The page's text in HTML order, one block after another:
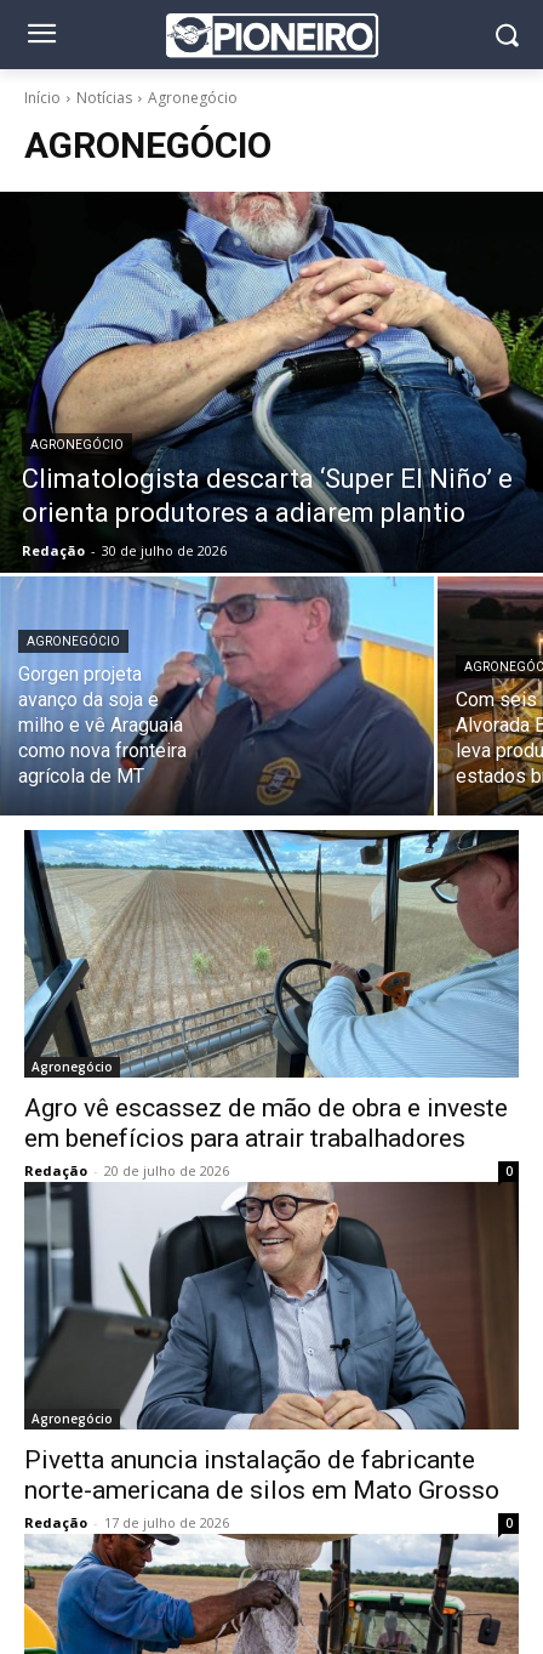
Início Notícias Agronegócio
AGRONEGÓCIO
AGRONEGÓCIO
Climatologista descarta ‘Super El Niño’ e
orienta produtores a adiarem plantio
Redação - 30 de julho de 2026
AGRONEGÓCIO
Gorgen projeta
avanço da soja e
milho e vê Araguaia
como nova fronteira
agrícola de MT
Com seis
Alvorada
leva
estados
Agronegócio
Agro vê escassez de mão de obra e investe
em benefícios para atrair trabalhadores
Redação - 20 de julho de 2026 0
Agronegócio
Pivetta anuncia instalação de fabricante
norte-americana de silos em Mato Grosso
Redação - 17 de julho de 2026 0